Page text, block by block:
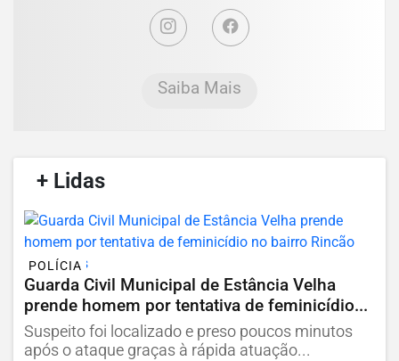
Saiba Mais
+ Lidas
POLÍCIA
Guarda Civil Municipal de Estância Velha
prende homem por tentativa de feminicídio...
Suspeito foi localizado e preso poucos minutos
após o ataque graças à rápida atuação...